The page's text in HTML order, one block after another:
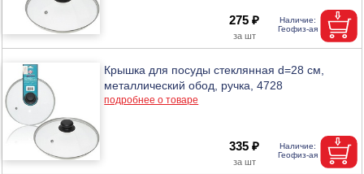
275 ₽
Крышка для посуды стеклянная d=28 см,
металлический обод, ручка, 4728
подробнее о товаре
335 ₽